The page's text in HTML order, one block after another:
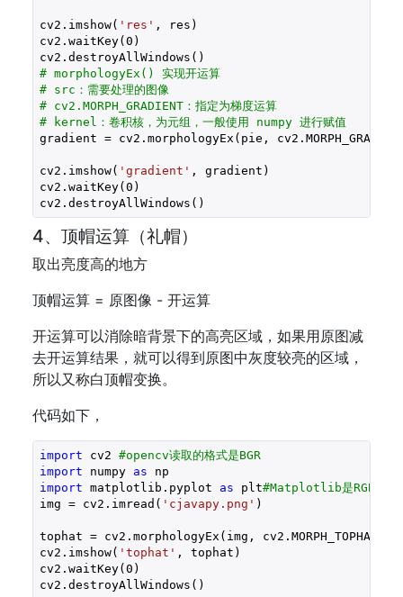
cv2.imshow( 'res' , res)
cv2.waitKey(0 )
# morphologyEx() 实现开运算
# src：需要处理的图像
# cv2.MORPH_GRADIENT：指定为梯度运算
# kernel：卷积核，为元组，一般使用 numpy 进行赋值
gradient = cv2.morphologyEx(pie,
cv2.imshow( 'gradient' , gradient)
cv2.waitKey(0 )
cv2.destroyAllWindows()
4、顶帽运算（礼帽）
取出亮度高的地方
顶帽运算 = 原图像 - 开运算
开运算可以消除暗背景下的高亮区域，如果用原图减
去开运算结果，就可以得到原图中灰度较亮的区域，
所以又称白顶帽变换。
代码如下，
import cv2 #opencv读取的格式是BGR
import numpy as
import matplotlib.pyplot as plt#Matplotlib是RGB
img = cv2.imread( 'cjavapy.png' )
tophat = cv2.morphologyEx(img, cv2.MORPH_TOPHAT,
cv2.imshow( 'tophat' , tophat)
cv2.waitKey(0 )
cv2.destroyAllWindows()